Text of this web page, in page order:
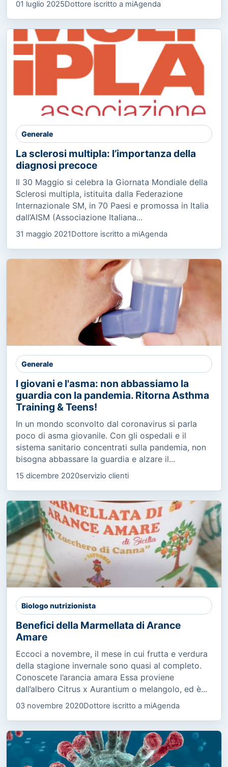
01 luglio 2025Dottore iscritto a miAgenda
Generale
La sclerosi multipla: l’importanza della
diagnosi precoce
Il 30 Maggio si celebra la Giornata Mondiale della
Sclerosi multipla, istituita dalla Federazione
Internazionale SM, in 70 Paesi e promossa in Italia
dall’AISM (Associazione Italiana...
31 maggio 2021Dottore iscritto a miAgenda
Generale
I giovani e l'asma: non abbassiamo la
guardia con la pandemia. Ritorna Asthma
Training & Teens!
In un mondo sconvolto dal coronavirus si parla
poco di asma giovanile. Con gli ospedali e il
sistema sanitario concentrati sulla pandemia, non
bisogna abbassare la guardia e alzare il...
15 dicembre 2020servizio clienti
Biologo nutrizionista
Benefici della Marmellata di Arance
Amare
Eccoci a novembre, il mese in cui frutta e verdura
della stagione invernale sono quasi al completo.
Conoscete l’arancia amara Essa proviene
dall’albero Citrus x Aurantium o melangolo, ed è...
03 novembre 2020Dottore iscritto a miAgenda